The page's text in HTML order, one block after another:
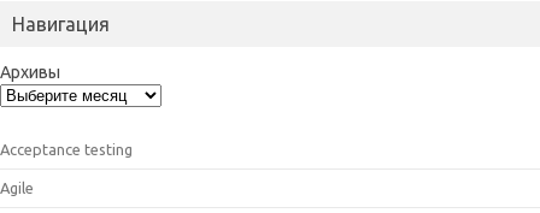
Навигация
Архивы
Acceptance testing
Agile